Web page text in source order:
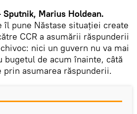
Sputnik, Marius Holdean.
îl pune Năstase situației create
CCR a asumării răspunderii
nici un guvern nu va mai
bugetul de acum înainte, câtă
asumarea răspunderii.